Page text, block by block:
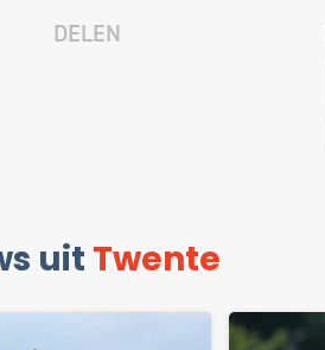
DELEN
uit Twente